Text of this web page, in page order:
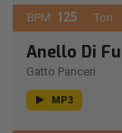
BPM: 125 Ton.:
Anello Di
Gatto Panceri
MP3